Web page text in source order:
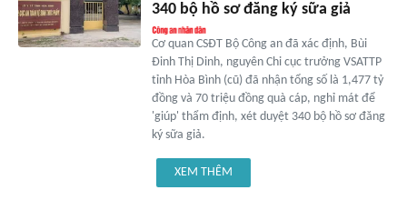
340 bộ hồ sơ đăng ký sữa giả
Cơ quan CSĐT Bộ Công an đã xác định, Bùi
Đinh Thị Dinh, nguyên Chi cục trưởng VSATTP
tỉnh Hòa Bình (cũ) đã nhận tổng số là 1,477 tỷ
đồng và 70 triệu đồng quà cáp, nghỉ mát để
'giúp' thẩm định, xét duyệt 340 bộ hồ sơ đăng
ký sữa giả.
XEM THÊM